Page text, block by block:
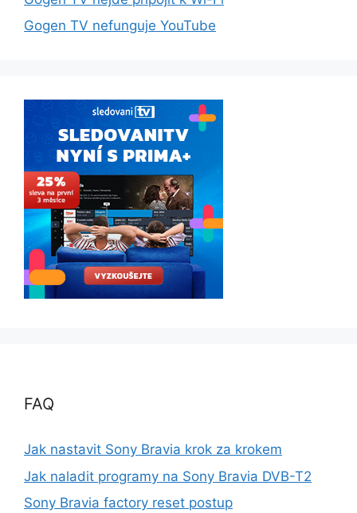
Gogen TV nefunguje YouTube
FAQ
Jak nastavit Sony Bravia krok za krokem
Jak naladit programy na Sony Bravia DVB-T2
Sony Bravia factory reset postup